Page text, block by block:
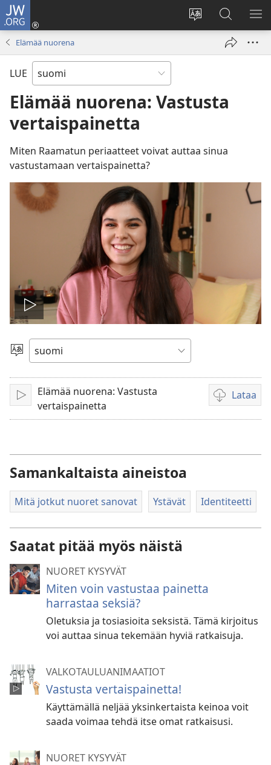
JW.ORG
Vaihda
sivuston
Kirjaudu
(avaa
Hae
JW.ORG-
sivustolta
Elämää nuorena
LUE
Elämää nuorena: Vastusta
vertaispainetta
Miten Raamatun periaatteet voivat auttaa sinua
vastustamaan vertaispainetta?
Toista
video
Valitse
Toista
Elämää nuorena: Vastusta
vertaispainetta
Lataa
Videoiden
Samankaltaista aineistoa
Mitä jotkut nuoret sanovat Ystävät Identiteetti
Saatat pitää myös näistä
NUORET KYSYVÄT
Miten voin vastustaa painetta
harrastaa seksiä?
Oletuksia ja tosiasioita seksistä. Tämä kirjoitus
voi auttaa sinua tekemään hyviä ratkaisuja.
VALKOTAULUANIMAATIOT
Vastusta vertaispainetta!
Käyttämällä neljää yksinkertaista keinoa voit
saada voimaa tehdä itse omat ratkaisusi.
NUORET KYSYVÄT